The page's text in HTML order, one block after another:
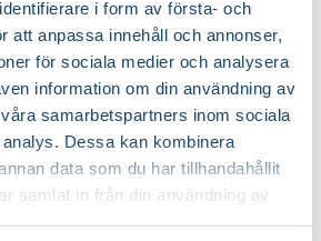
i form av första- och
att anpassa innehåll och annonser,
för sociala medier och analysera
information om din användning av
samarbetspartners inom sociala
Dessa kan kombinera
data som du har tillhandahållit
samlat in från din användning av
högdensitets Polyeten (HDPE)